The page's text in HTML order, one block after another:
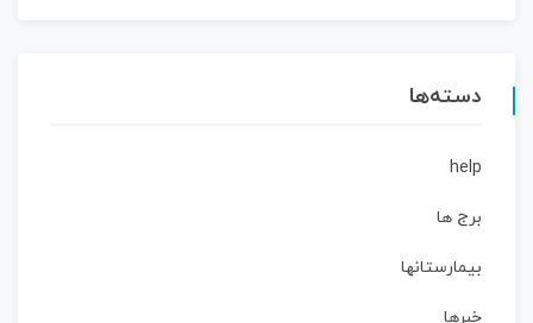
دسته‌ها
help
برج ها
بیمارستانها
خبرها